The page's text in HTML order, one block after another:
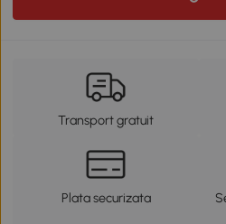
Transport gratuit
Plata securizata